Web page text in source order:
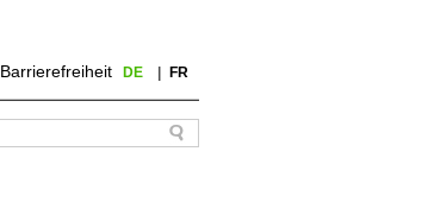
Barrierefreiheit DE FR